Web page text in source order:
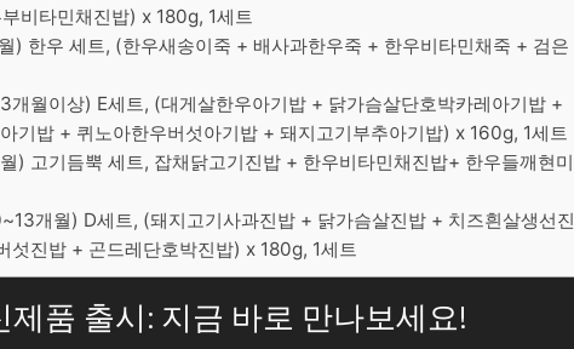
비타민채진밥) x 180g, 1세트
) 한우 세트, (한우새송이죽 + 배사과한우죽 + 한우비타민채죽 + 검은
개월이상) E세트, (대게살한우아기밥 + 닭가슴살단호박카레아기밥 +
기밥 + 퀴노아한우버섯아기밥 + 돼지고기부추아기밥) x 160g, 1세트
) 고기듬뿍 세트, 잡채닭고기진밥 + 한우비타민채진밥+ 한우들깨현미
개월) D세트, (돼지고기사과진밥 + 닭가슴살진밥 + 치즈흰살생선진
섯진밥 + 곤드레단호박진밥) x 180g, 1세트
제품 출시: 지금 바로 만나보세요!